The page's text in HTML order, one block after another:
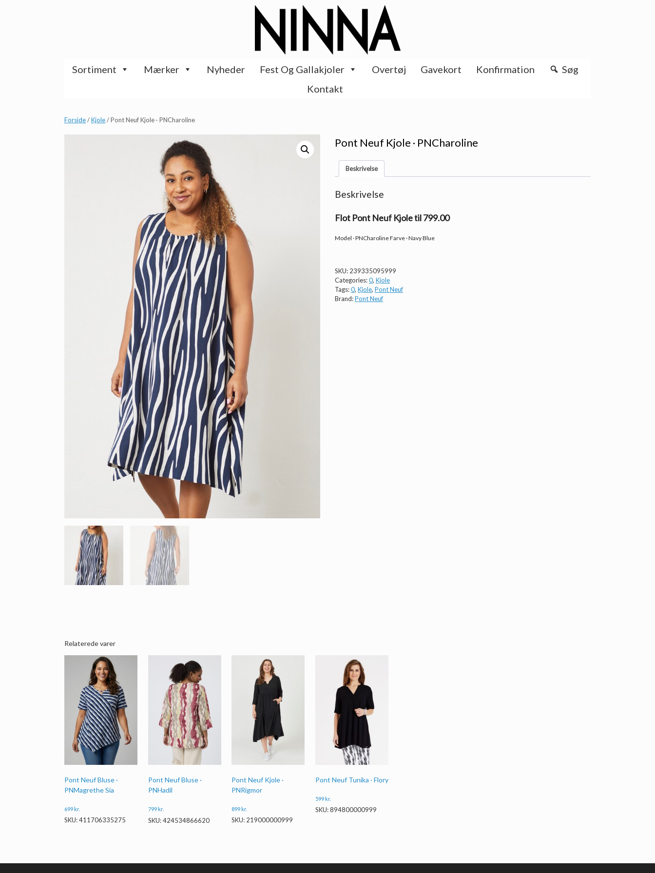
Sortiment Mærker Nyheder Fest Og Gallakjoler Overtøj Gavekort Konfirmation
Søg
Kontakt
Forside/Kjole/ Pont Neuf Kjole · PNCharoline
Pont Neuf Kjole · PNCharoline
Beskrivelse
Beskrivelse
Flot Pont Neuf Kjole til 799.00
Model · PNCharoline Farve · Navy Blue
SKU: 239335095999
Categories:0, Kjole
Tags:0, Kjole, Pont Neuf
Brand:Pont Neuf
Relaterede varer
Pont Neuf Bluse ·
PNMagrethe Sia
699kr.
SKU: 411706335275
Pont Neuf Bluse ·
PNHadil
799 kr.
SKU: 424534866620
Pont Neuf Kjole ·
PNRigmor
899kr.
SKU: 219000000999
Pont Neuf Tunika · Flory
599kr.
SKU: 894800000999